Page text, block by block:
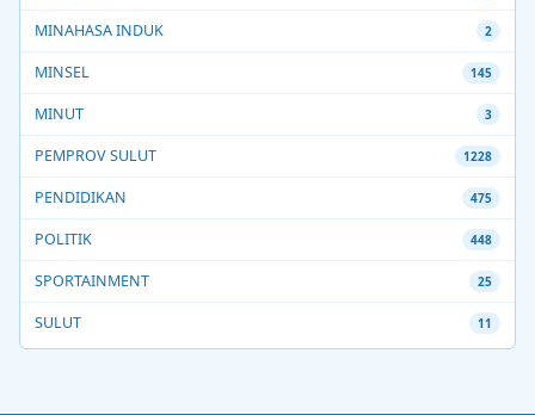
MINAHASA INDUK 2
MINSEL 145
MINUT 3
PEMPROV SULUT 1228
PENDIDIKAN 475
POLITIK 448
SPORTAINMENT 25
SULUT 11